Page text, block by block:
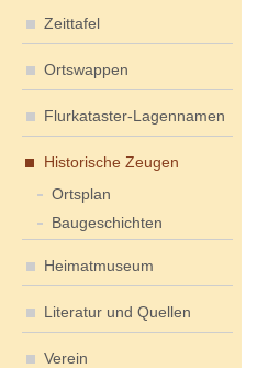
Zeittafel
Ortswappen
Flurkataster-Lagennamen
Historische Zeugen
Ortsplan
Baugeschichten
Heimatmuseum
Literatur und Quellen
Verein